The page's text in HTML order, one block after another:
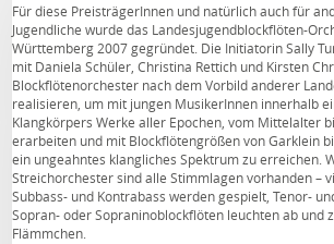
Für diese PreisträgerInnen und natürlich auch für
Jugendliche wurde das Landesjugendblockflöten-
Württemberg 2007 gegründet. Die Initiatorin Sally
mit Daniela Schüler, Christina Rettich und Kirsten
Blockflötenorchester nach dem Vorbild anderer
realisieren, um mit jungen MusikerInnen innerhalb
Klangkörpers Werke aller Epochen, vom Mittelalter
erarbeiten und mit Blockflötengrößen von Garklein
ein ungeahntes klangliches Spektrum zu erreichen.
Streichorchester sind alle Stimmlagen vorhanden –
Subbass- und Kontrabass werden gespielt, Tenor-
Sopran- oder Sopraninoblockflöten leuchten ab und
Flämmchen.